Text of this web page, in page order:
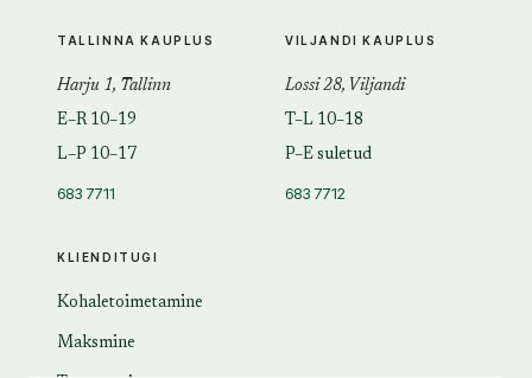
KLIENDITUGI
Kohaletoimetamine
Maksmine
TALLINNA KAUPLUS
Harju 1, Tallinn
E–R 10–19
L–P 10–17
683 7711
VILJANDI KAUPLUS
Lossi 28, Viljandi
T–L 10–18
P–E suletud
683 7712